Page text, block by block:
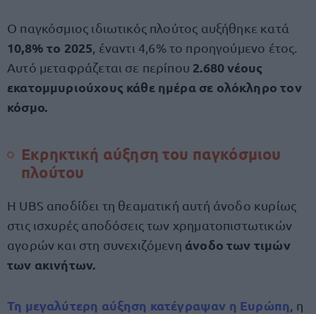
O παγκόσμιος ιδιωτικός πλούτος αυξήθηκε κατά
10,8% το 2025 , έναντι 4,6% το προηγούμενο έτος.
Αυτό μεταφράζεται σε περίπου 2.680 νέους
εκατομμυριούχους κάθε ημέρα σε ολόκληρο τον
κόσμο.
Εκρηκτική αύξηση του παγκόσμιου
πλούτου
Η UBS αποδίδει τη θεαματική αυτή άνοδο κυρίως
στις ισχυρές αποδόσεις των χρηματοπιστωτικών
αγορών και στη συνεχιζόμενη άνοδο των τιμών
των ακινήτων.
Τη μεγαλύτερη αύξηση κατέγραψαν η Ευρώπη , η